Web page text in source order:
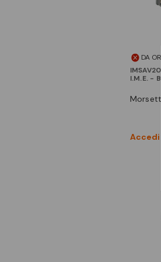
DA
IMSAV202
I.M.E. -
Accedi